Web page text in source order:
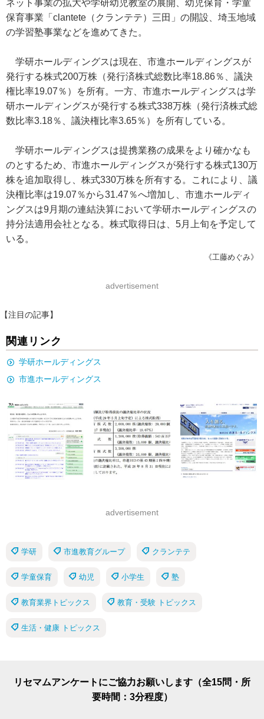
ネット事業の拡大や学研幼児教室の展開、幼児保育・学童
保育事業「clantete（クランテテ）三田」の開設、埼玉地域
の学習塾事業などを進めてきた。
学研ホールディングスは現在、市進ホールディングスが
発行する株式200万株（発行済株式総数比率18.86％、議決
権比率19.07％）を所有。一方、市進ホールディングスは学
研ホールディングスが発行する株式338万株（発行済株式総
数比率3.18％、議決権比率3.65％）を所有している。
学研ホールディングスは提携業務の成果をより確かなも
のとするため、市進ホールディングスが発行する株式130万
株を追加取得し、株式330万株を所有する。これにより、議
決権比率は19.07％から31.47％へ増加し、市進ホールディ
ングスは9月期の連結決算において学研ホールディングスの
持分法適用会社となる。株式取得日は、5月上旬を予定して
いる。
《工藤めぐみ》
advertisement
【注目の記事】
関連リンク
学研ホールディングス
市進ホールディングス
advertisement
学研 市進教育グループ クランテテ
学童保育 幼児 小学生 塾
教育業界トピックス 教育・受験 トピックス
生活・健康 トピックス
リセマムアンケートにご協力お願いします（全15問・所
要時間：3分程度）